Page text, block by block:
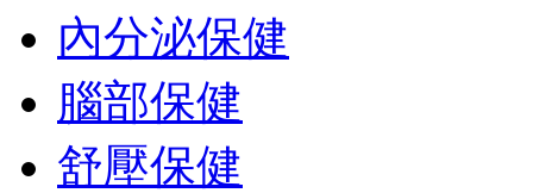
內分泌保健
腦部保健
舒壓保健